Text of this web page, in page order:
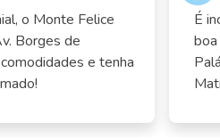
o Monte Felice
Borges de
e tenha
É